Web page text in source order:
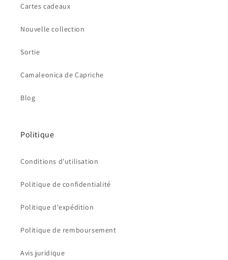
Cartes cadeaux
Nouvelle collection
Sortie
Camaleonica de Capriche
Blog
Politique
Conditions d'utilisation
Politique de confidentialité
Politique d'expédition
Politique de remboursement
Avis juridique